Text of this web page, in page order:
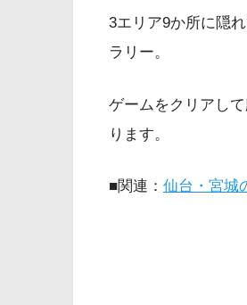
3エリア9か所に隠
ラリー。
ゲームをクリアし
ります。
■関連： 仙台・宮城